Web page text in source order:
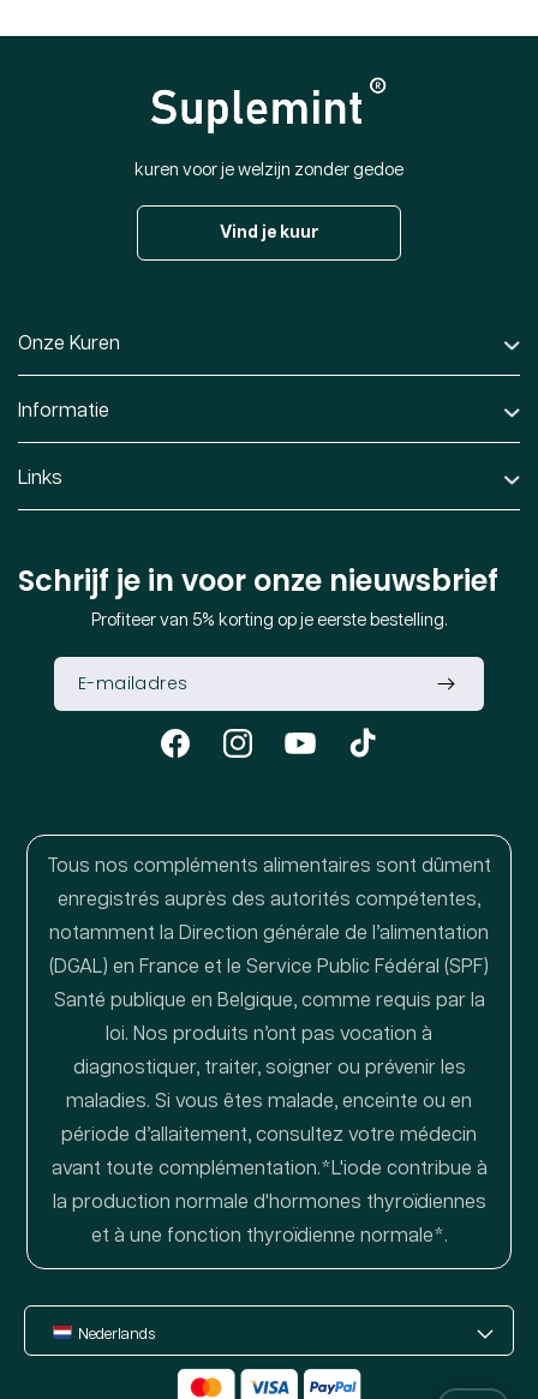
kuren voor je welzijn zonder gedoe
Vind je kuur
Onze Kuren
Informatie
Links
Schrijf je in voor onze nieuwsbrief
Profiteer van 5% korting op je eerste bestelling.
FacebookInstagramYouTube TikTok
Tous nos compléments alimentaires sont dûment
enregistrés auprès des autorités compétentes,
notamment la Direction générale de l’alimentation
(DGAL) en France et le Service Public Fédéral (SPF)
Santé publique en Belgique, comme requis par la
loi. Nos produits n’ont pas vocation à
diagnostiquer, traiter, soigner ou prévenir les
maladies. Si vous êtes malade, enceinte ou en
période d’allaitement, consultez votre médecin
avant toute complémentation.*L'iode contribue à
la production normale d'hormones thyroïdiennes
et à une fonction thyroïdienne normale*.
Nederlands
Betaalmethoden